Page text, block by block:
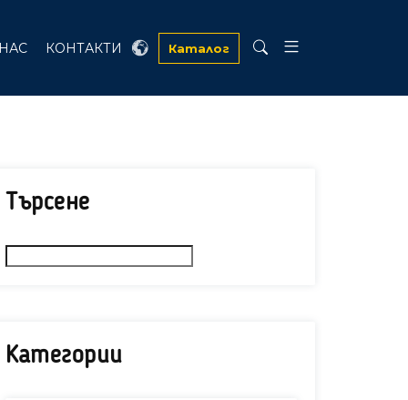
КОНТАКТИ Каталог
Търсене
Категории